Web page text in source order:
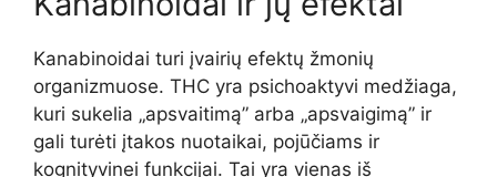
Kanabinoidai turi įvairių efektų žmonių
organizmuose. THC yra psichoaktyvi medžiaga,
kuri sukelia „apsvaitimą” arba „apsvaigimą” ir
gali turėti įtakos nuotaikai, pojūčiams ir
kognityvinei funkcijai. Tai yra vienas iš